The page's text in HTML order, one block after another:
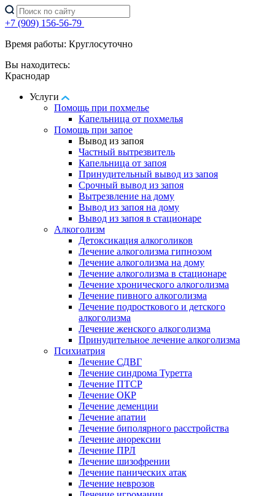
+7 (909) 156-56-79
Время работы: Круглосуточно
Вы находитесь:
Краснодар
Услуги
Помощь при похмелье
Капельница от похмелья
Помощь при запое
Вывод из запоя
Частный вытрезвитель
Капельница от запоя
Принудительный вывод из запоя
Срочный вывод из запоя
Вытрезвление на дому
Вывод из запоя на дому
Вывод из запоя в стационаре
Алкоголизм
Детоксикация алкоголиков
Лечение алкоголизма гипнозом
Лечение алкоголизма на дому
Лечение алкоголизма в стационаре
Лечение хронического алкоголизма
Лечение пивного алкоголизма
Лечение подросткового и детского
алкоголизма
Лечение женского алкоголизма
Принудительное лечение алкоголизма
Психиатрия
Лечение СДВГ
Лечение синдрома Туретта
Лечение ПТСР
Лечение ОКР
Лечение деменции
Лечение апатии
Лечение биполярного расстройства
Лечение анорексии
Лечение ПРЛ
Лечение шизофрении
Лечение панических атак
Лечение неврозов